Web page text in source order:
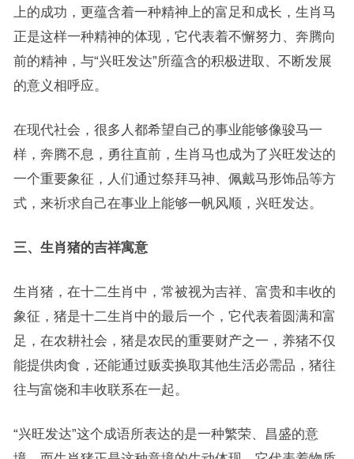
上的成功，更蕴含着一种精神上的富足和成长，生肖马
正是这样一种精神的体现，它代表着不懈努力、奔腾向
前的精神，与“兴旺发达”所蕴含的积极进取、不断发展
的意义相呼应。
在现代社会，很多人都希望自己的事业能够像骏马一
样，奔腾不息，勇往直前，生肖马也成为了兴旺发达的
一个重要象征，人们通过祭拜马神、佩戴马形饰品等方
式，来祈求自己在事业上能够一帆风顺，兴旺发达。
三、生肖猪的吉祥寓意
生肖猪，在十二生肖中，常被视为吉祥、富贵和丰收的
象征，猪是十二生肖中的最后一个，它代表着圆满和富
足，在农耕社会，猪是农民的重要财产之一，养猪不仅
能提供肉食，还能通过贩卖换取其他生活必需品，猪往
往与富饶和丰收联系在一起。
“兴旺发达”这个成语所表达的是一种繁荣、昌盛的意